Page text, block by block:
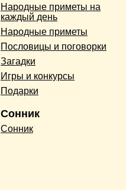
Народные приметы на
каждый день
Народные приметы
Пословицы и поговорки
Загадки
Игры и конкурсы
Подарки
Сонник
Сонник